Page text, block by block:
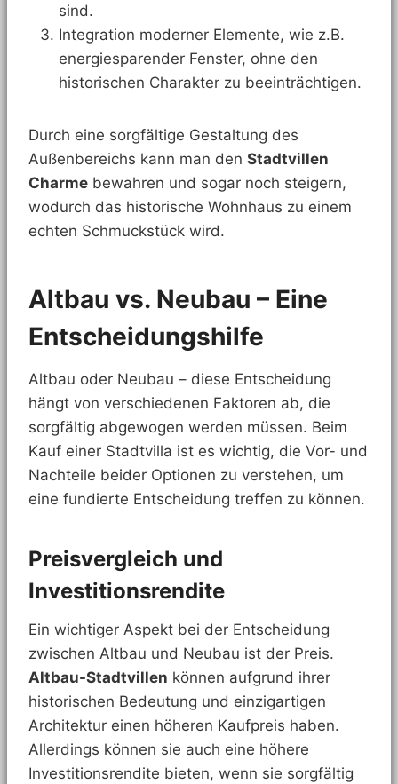
sind.
Integration moderner Elemente, wie z.B.
energiesparender Fenster, ohne den
historischen Charakter zu beeinträchtigen.
Durch eine sorgfältige Gestaltung des
Außenbereichs kann man den Stadtvillen
Charme bewahren und sogar noch steigern,
wodurch das historische Wohnhaus zu einem
echten Schmuckstück wird.
Altbau vs. Neubau – Eine
Entscheidungshilfe
Altbau oder Neubau – diese Entscheidung
hängt von verschiedenen Faktoren ab, die
sorgfältig abgewogen werden müssen. Beim
Kauf einer Stadtvilla ist es wichtig, die Vor- und
Nachteile beider Optionen zu verstehen, um
eine fundierte Entscheidung treffen zu können.
Preisvergleich und
Investitionsrendite
Ein wichtiger Aspekt bei der Entscheidung
zwischen Altbau und Neubau ist der Preis.
Altbau-Stadtvillen können aufgrund ihrer
historischen Bedeutung und einzigartigen
Architektur einen höheren Kaufpreis haben.
Allerdings können sie auch eine höhere
Investitionsrendite bieten, wenn sie sorgfältig